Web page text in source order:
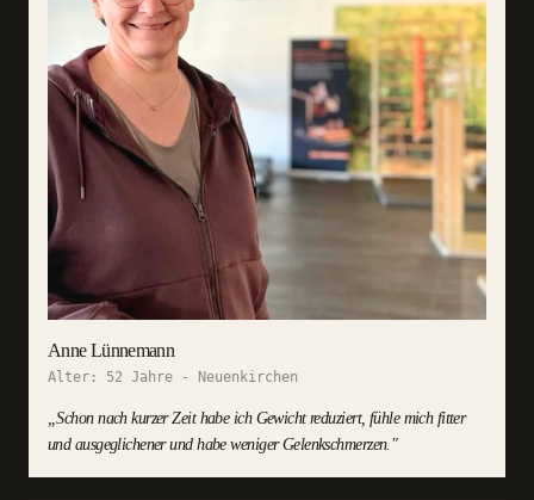
Anne Lünnemann
Alter: 52 Jahre - Neuenkirchen
„Schon nach kurzer Zeit habe ich Gewicht reduziert, fühle mich fitter
und ausgeglichener und habe weniger Gelenkschmerzen. "